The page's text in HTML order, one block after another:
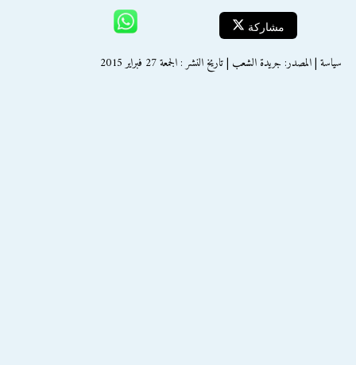
مشاركة
سياسة | المصدر: جريدة الشعب | تاريخ النشر : الجمعة 27 فبراير 2015